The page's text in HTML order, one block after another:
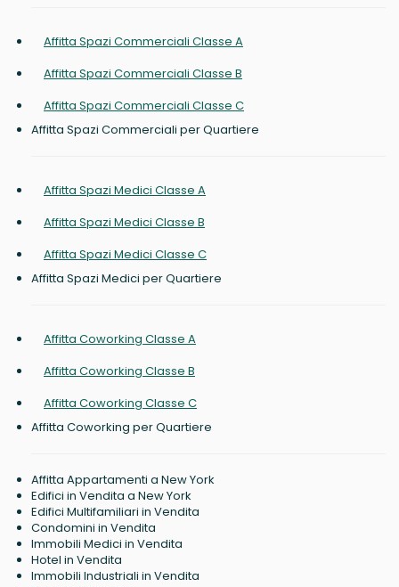
Affitta Spazi Commerciali Classe A
Affitta Spazi Commerciali Classe B
Affitta Spazi Commerciali Classe C
Affitta Spazi Commerciali per Quartiere
Affitta Spazi Medici Classe A
Affitta Spazi Medici Classe B
Affitta Spazi Medici Classe C
Affitta Spazi Medici per Quartiere
Affitta Coworking Classe A
Affitta Coworking Classe B
Affitta Coworking Classe C
Affitta Coworking per Quartiere
Affitta Appartamenti a New York
Edifici in Vendita a New York
Edifici Multifamiliari in Vendita
Condomini in Vendita
Immobili Medici in Vendita
Hotel in Vendita
Immobili Industriali in Vendita